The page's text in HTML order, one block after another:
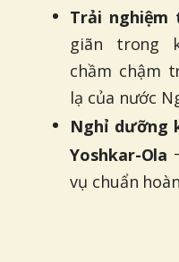
Trải nghiệm
giãn trong
chầm chậm
lạ của nước
Nghỉ dưỡng
Yoshkar-Ola
vụ chuẩn